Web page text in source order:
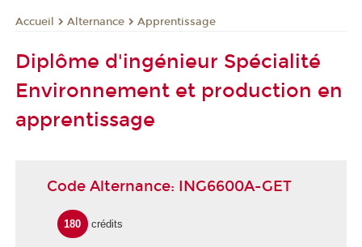
Accueil Alternance Apprentissage
Diplôme d'ingénieur Spécialité
Environnement et production en
apprentissage
Code Alternance: ING6600A-GET
180 crédits